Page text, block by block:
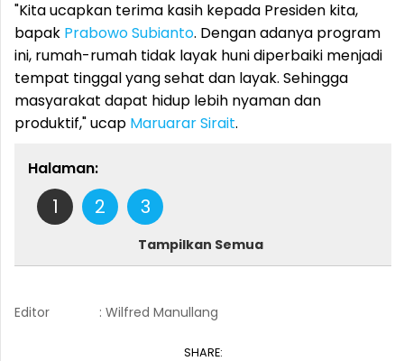
"Kita ucapkan terima kasih kepada Presiden kita,
bapak Prabowo Subianto. Dengan adanya program
ini, rumah-rumah tidak layak huni diperbaiki menjadi
tempat tinggal yang sehat dan layak. Sehingga
masyarakat dapat hidup lebih nyaman dan
produktif," ucap Maruarar Sirait.
Halaman:
1 2 3
Tampilkan Semua
Editor : Wilfred Manullang
SHARE: